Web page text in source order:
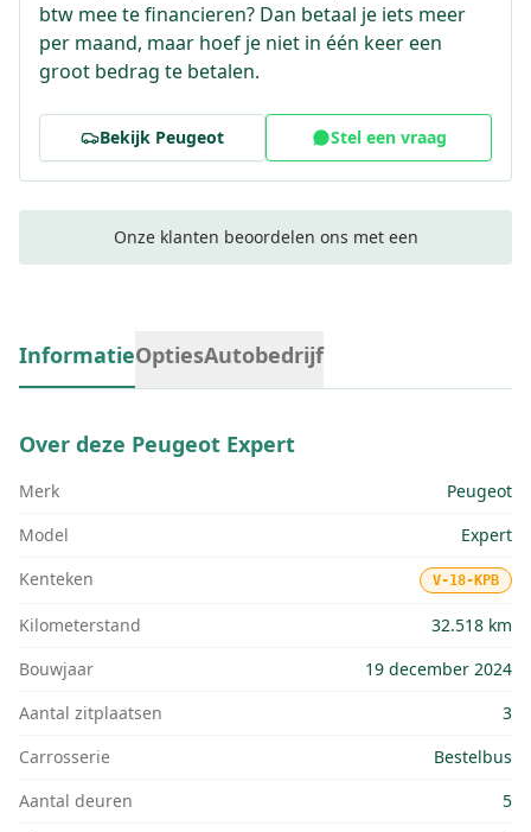
btw mee te financieren? Dan betaal je iets meer
per maand, maar hoef je niet in één keer een
groot bedrag te betalen.
Bekijk Peugeot Stel een vraag
Onze klanten beoordelen ons met een
InformatieOptiesAutobedrijf
Over deze Peugeot Expert
Merk
Peugeot
Model
Expert
Kenteken
V-18-KPB
Kilometerstand
32.518 km
Bouwjaar
19 december 2024
Aantal zitplaatsen
3
Carrosserie
Bestelbus
Aantal deuren
5